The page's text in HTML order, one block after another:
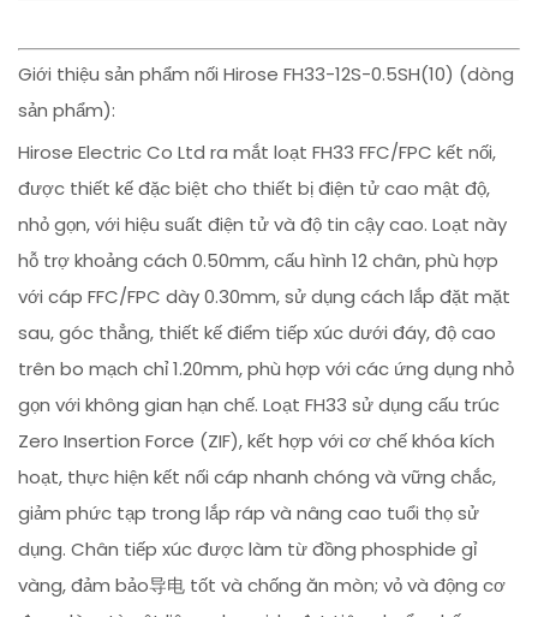
Giới thiệu sản phẩm nối Hirose FH33-12S-0.5SH(10) (dòng
sản phẩm):
Hirose Electric Co Ltd ra mắt loạt FH33 FFC/FPC kết nối,
được thiết kế đặc biệt cho thiết bị điện tử cao mật độ,
nhỏ gọn, với hiệu suất điện tử và độ tin cậy cao. Loạt này
hỗ trợ khoảng cách 0.50mm, cấu hình 12 chân, phù hợp
với cáp FFC/FPC dày 0.30mm, sử dụng cách lắp đặt mặt
sau, góc thẳng, thiết kế điểm tiếp xúc dưới đáy, độ cao
trên bo mạch chỉ 1.20mm, phù hợp với các ứng dụng nhỏ
gọn với không gian hạn chế. Loạt FH33 sử dụng cấu trúc
Zero Insertion Force (ZIF), kết hợp với cơ chế khóa kích
hoạt, thực hiện kết nối cáp nhanh chóng và vững chắc,
giảm phức tạp trong lắp ráp và nâng cao tuổi thọ sử
dụng. Chân tiếp xúc được làm từ đồng phosphide gỉ
vàng, đảm bảo导电 tốt và chống ăn mòn; vỏ và động cơ